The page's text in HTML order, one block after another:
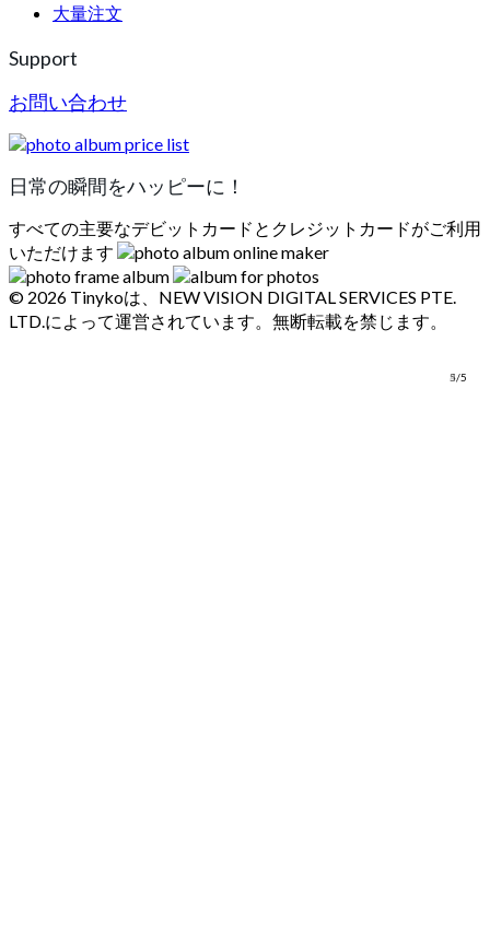
1/5
2/5
3/5
4/5
5/5
大量注文
Support
お問い合わせ
日常の瞬間をハッピーに！
すべての主要なデビットカードとクレジットカードがご利用
いただけます
© 2026 Tinykoは、NEW VISION DIGITAL SERVICES PTE.
LTD.によって運営されています。無断転載を禁じます。